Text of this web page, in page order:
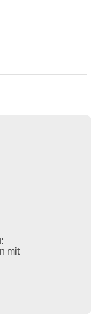
mit